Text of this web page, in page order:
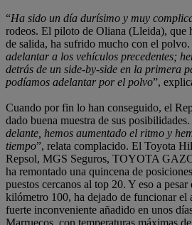
“Ha sido un día durísimo y muy
rodeos. El piloto de Oliana (Lleida), que
de salida, ha sufrido mucho con el polvo.
adelantar a los vehículos precedentes;
detrás de un side-by-side en la primera
podíamos adelantar por el polvo”,
Cuando por fin lo han conseguido, el
dado buena muestra de sus posibilidades.
delante, hemos aumentado el ritmo y
tiempo”, relata complacido. El Toyota
Repsol, MGS Seguros, TOYOTA
ha remontado una quincena de
puestos cercanos al top 20. Y eso a
kilómetro 100, ha dejado de funcionar el
fuerte inconveniente añadido en unos